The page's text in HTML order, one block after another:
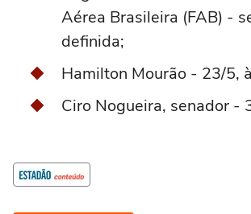
Aérea Brasileira (FAB) -
definida;
Hamilton Mourão - 23/5,
Ciro Nogueira, senador -